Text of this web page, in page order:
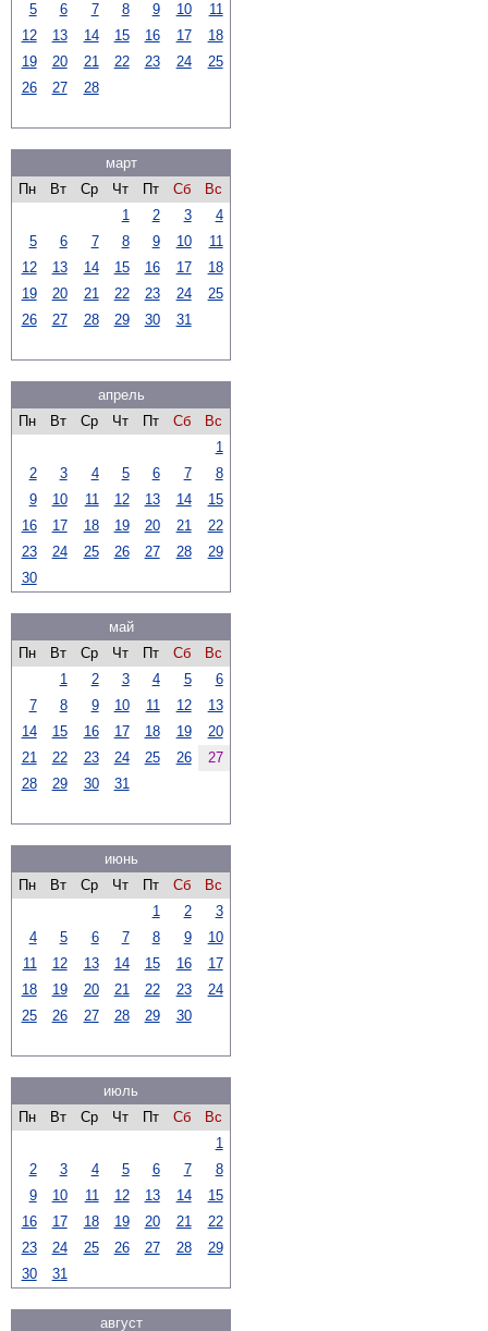
5 6 7 8 9 10
11
12
13 14 15 16 17
18
19
20 21 22 23 24
25
26
27 28
март
Пн
Вт Ср Чт Пт Сб
Вс
1
2 3
4
5
6 7 8 9 10
11
12
13 14 15 16 17
18
19
20 21 22 23 24
25
26
27 28 29 30 31
апрель
Пн
Вт Ср Чт Пт Сб
Вс
1
2
3 4 5 6 7
8
9
10 11 12 13 14
15
16
17 18 19 20 21
22
23
24 25 26 27 28
29
30
май
Пн
Вт Ср Чт Пт Сб
Вс
1
2 3 4 5
6
7
8 9 10 11 12
13
14
15 16 17 18 19
20
21
22 23 24 25 26
27
28
29 30 31
июнь
Пн
Вт Ср Чт Пт Сб
Вс
1
2
3
4
5 6 7 8 9
10
11
12 13 14 15 16
17
18
19 20 21 22 23
24
25
26 27 28 29 30
июль
Пн
Вт Ср Чт Пт Сб
Вс
1
2
3 4 5 6 7
8
9
10 11 12 13 14
15
16
17 18 19 20 21
22
23
24 25 26 27 28
29
30
31
август